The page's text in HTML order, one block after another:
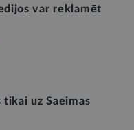
var reklamēt
uz Saeimas